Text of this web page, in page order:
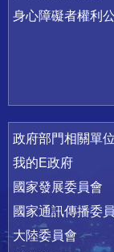
身心障礙者權利
政府部門相關單
我的E政府
國家發展委員會
國家通訊傳播委
大陸委員會